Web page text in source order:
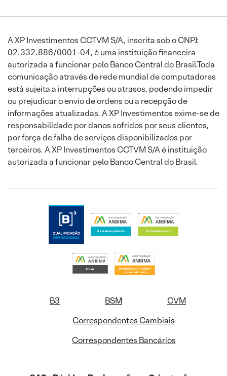
A XP Investimentos CCTVM S/A, inscrita sob o CNPJ:
02.332.886/0001-04, é uma instituição financeira
autorizada a funcionar pelo Banco Central do Brasil.Toda
comunicação através de rede mundial de computadores
está sujeita a interrupções ou atrasos, podendo impedir
ou prejudicar o envio de ordens ou a recepção de
informações atualizadas. A XP Investimentos exime-se de
responsabilidade por danos sofridos por seus clientes,
por força de falha de serviços disponibilizados por
terceiros. A XP Investimentos CCTVM S/A é instituição
autorizada a funcionar pelo Banco Central do Brasil.
B3 BSM
CVM
Correspondentes Cambiais
Correspondentes Bancários